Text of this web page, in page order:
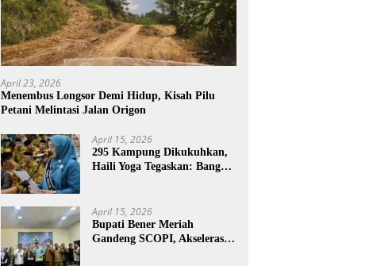
April 23, 2026
Menembus Longsor Demi Hidup, Kisah Pilu
Petani Melintasi Jalan Origon
April 15, 2026
295 Kampung Dikukuhkan,
Haili Yoga Tegaskan: Bangun
April 15, 2026
Bupati Bener Meriah
Gandeng SCOPI, Akselerasi